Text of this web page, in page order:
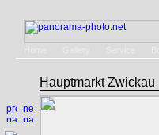
Hauptmarkt Zwickau